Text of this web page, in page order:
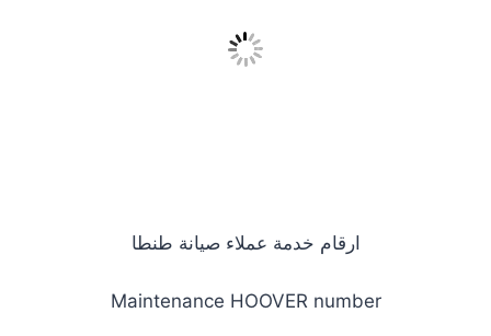
ارقام خدمة عملاء صيانة طنطا
Maintenance HOOVER number